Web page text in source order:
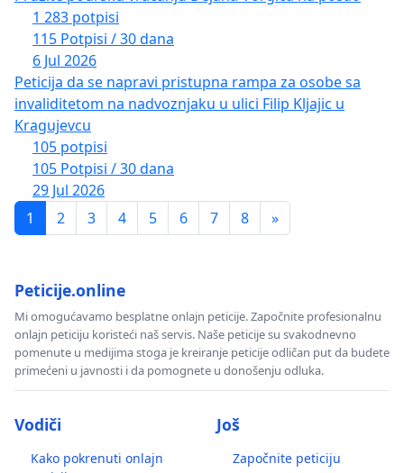
1 283 potpisi
115 Potpisi / 30 dana
6 Jul 2026
Peticija da se napravi pristupna rampa za osobe sa
invaliditetom na nadvoznjaku u ulici Filip Kljajic u
Kragujevcu
105 potpisi
105 Potpisi / 30 dana
29 Jul 2026
1
2 3 4 5 6 7 8 »
Peticije.online
Mi omogućavamo besplatne onlajn peticije. Započnite profesionalnu
onlajn peticiju koristeći naš servis. Naše peticije su svakodnevno
pomenute u medijima stoga je kreiranje peticije odličan put da budete
primećeni u javnosti i da pomognete u donošenju odluka.
Vodiči
Kako pokrenuti onlajn
Još
Započnite peticiju